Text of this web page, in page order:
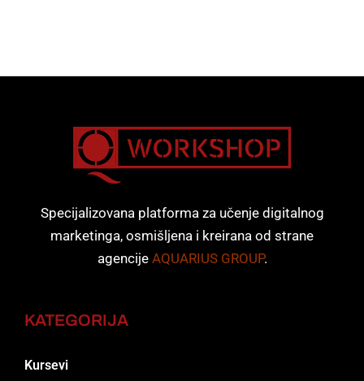
Specijalizovana platforma za učenje digitalnog
marketinga, osmišljena i kreirana od strane
agencije AQUARIUS GROUP.
KATEGORIJA
Kursevi